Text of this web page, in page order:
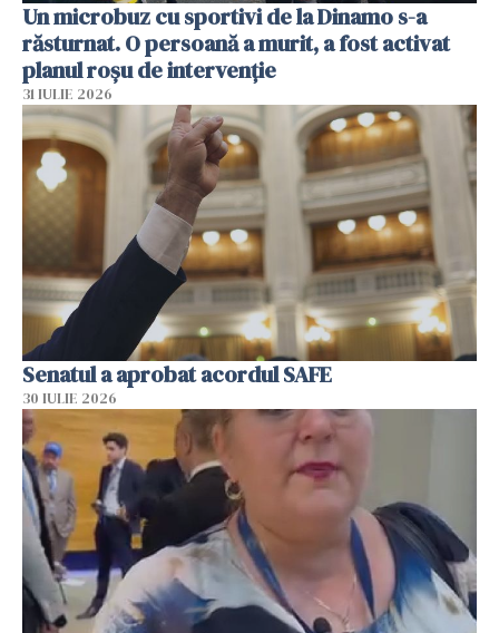
Un microbuz cu sportivi de la Dinamo s-a
răsturnat. O persoană a murit, a fost activat
planul roșu de intervenție
31 IULIE 2026
Senatul a aprobat acordul SAFE
30 IULIE 2026